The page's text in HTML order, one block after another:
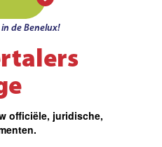
de Benelux!
officiële, juridische,